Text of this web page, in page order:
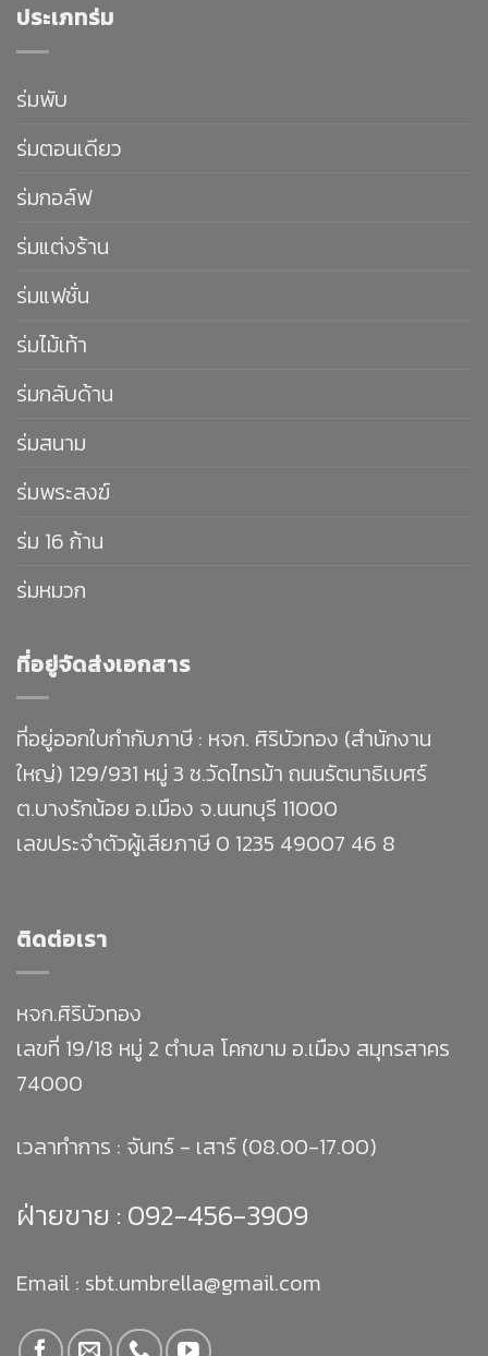
ประเภทร่ม
ร่มพับ
ร่มตอนเดียว
ร่มกอล์ฟ
ร่มแต่งร้าน
ร่มแฟชั่น
ร่มไม้เท้า
ร่มกลับด้าน
ร่มสนาม
ร่มพระสงฆ์
ร่ม 16 ก้าน
ร่มหมวก
ที่อยู่จัดส่งเอกสาร
ที่อยู่ออกใบกำกับภาษี : หจก. ศิริบัวทอง (สำนักงาน
ใหญ่) 129/931 หมู่ 3 ซ.วัดไทรม้า ถนนรัตนาธิเบศร์
ต.บางรักน้อย อ.เมือง จ.นนทบุรี 11000
เลขประจำตัวผู้เสียภาษี 0 1235 49007 46 8
ติดต่อเรา
หจก.ศิริบัวทอง
เลขที่ 19/18 หมู่ 2 ตำบล โคกขาม อ.เมือง สมุทรสาคร
74000
เวลาทำการ : จันทร์ - เสาร์ (08.00-17.00)
ฝ่ายขาย : 092-456-3909
Email : sbt.umbrella@gmail.com